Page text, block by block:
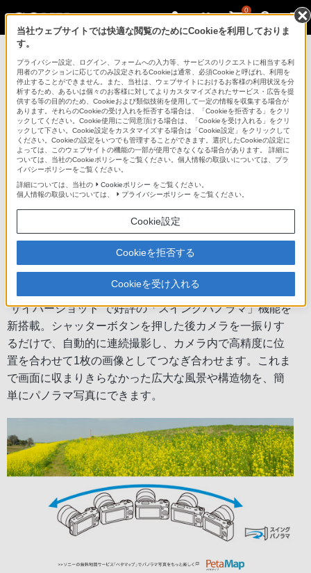
0
NEX-3D
デジタル一眼カメラ NEX-3D
商品の特長 | ソニー独自の撮影＆再生機
能
前へ 次へ
カメラ一振りでパノラマ写真が撮影できる、
「スイングパノラマ」
“サイバーショット”で好評の「スイングパノラマ」機能を
新搭載。シャッターボタンを押した後カメラを一振りす
るだけで、自動的に連続撮影し、カメラ内で高精度に位
置を合わせて1枚の画像としてつなぎ合わせます。これま
で画面に収まりきらなかった広大な風景や構造物を、簡
単にパノラマ写真にできます。
当社ウェブサイトでは快適な閲覧のためにCookieを利用しておりま
す。
プライバシー設定、ログイン、フォームへの入力等、サービスのリクエストに相当する利
用者のアクションに応じてのみ設定されるCookieは通常、必須Cookieと呼ばれ、利用を
停止することができません。また、当社は、ウェブサイトにおけるお客様の利用状況を分
析するため、あるいは個々のお客様に対してよりカスタマイズされたサービス・広告を提
供する等の目的のため、Cookieおよび類似技術を使用して一定の情報を収集する場合が
あります。それらのCookieの受け入れを拒否する場合は、「Cookieを拒否する」をクリ
ックしてください。Cookie使用にご同意頂ける場合は、「Cookieを受け入れる」をクリ
ックして下さい。Cookie設定をカスタマイズする場合は「Cookie設定」をクリックして
ください。Cookieの設定をいつでも管理することができます。選択したCookieの設定に
よっては、このウェブサイトの機能の一部が使用できなくなる場合があります。 詳細に
ついては、当社のCookieポリシーをご覧ください。個人情報の取扱いについては、プラ
イバシーポリシーをご覧ください。
詳細については、当社の
Cookieポリシー をご覧ください。
個人情報の取扱いについては、
プライバシーポリシー をご覧ください。
Cookie設定
Cookieを拒否する
Cookieを受け入れる